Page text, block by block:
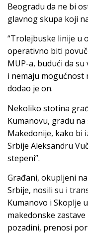
Beogradu da ne bi
glavnog skupa koji
“Trolejbuske linije u
operativno biti
MUP-a, budući da
i nemaju mogućnost
dodao je on.
Nekoliko stotina
Kumanovu, gradu
Makedonije, kako bi
Srbije Aleksandru
stepeni”.
Građani, okupljeni
Srbije, nosili su i
Kumanovo i Skoplje
makedonske
pozadini, prenosi